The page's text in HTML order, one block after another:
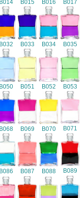
B014 B015 B016 B017
B032 B033 B034 B035
B050 B051 B052 B053
B068 B069 B070 B071
B086 B087 B088 B089